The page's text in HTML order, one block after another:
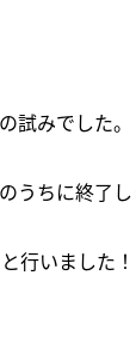
試みでした。
ちに終了し
行いました！